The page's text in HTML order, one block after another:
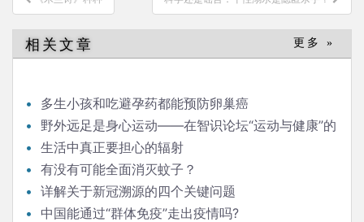
章
导
航
相关文章 更多 »
多生小孩和吃避孕药都能预防卵巢癌
野外远足是身心运动——在智识论坛“运动与健康”的
发言生活中真正要担心的辐射
有没有可能全面消灭蚊子？
详解关于新冠溯源的四个关键问题
中国能通过“群体免疫”走出疫情吗?